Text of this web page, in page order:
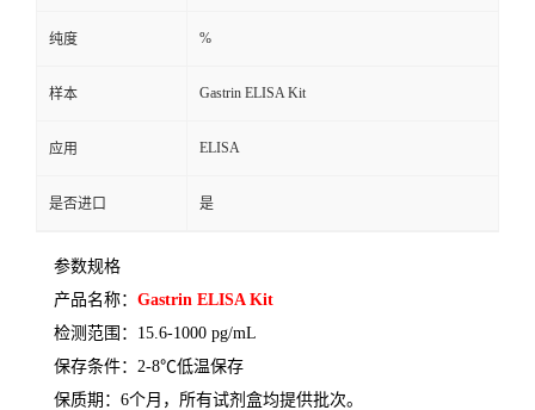
纯度 %
样本 Gastrin ELISA Kit
应用 ELISA
是否进口 是
参数规格
产品名称： Gastrin ELISA Kit
检测范围： 15.6-1000 pg/mL
保存条件： 2-8℃低温保存
保质期： 6个月，所有试剂盒均提供批次。